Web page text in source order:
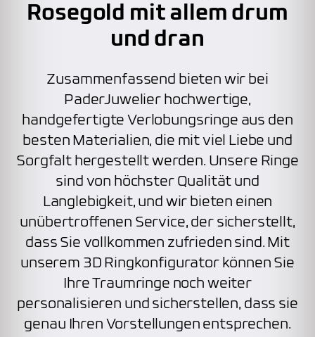
Rosegold mit allem drum
und dran
Zusammenfassend bieten wir bei
PaderJuwelier hochwertige,
handgefertigte Verlobungsringe aus den
besten Materialien, die mit viel Liebe und
Sorgfalt hergestellt werden. Unsere Ringe
sind von höchster Qualität und
Langlebigkeit, und wir bieten einen
unübertroffenen Service, der sicherstellt,
dass Sie vollkommen zufrieden sind. Mit
unserem 3D Ringkonfigurator können Sie
Ihre Traumringe noch weiter
personalisieren und sicherstellen, dass sie
genau Ihren Vorstellungen entsprechen.